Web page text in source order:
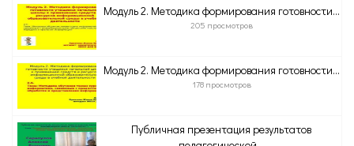
Модуль 2. Методика формирования готовности...
205 просмотров
Модуль 2. Методика формирования готовности...
178 просмотров
Публичная презентация результатов